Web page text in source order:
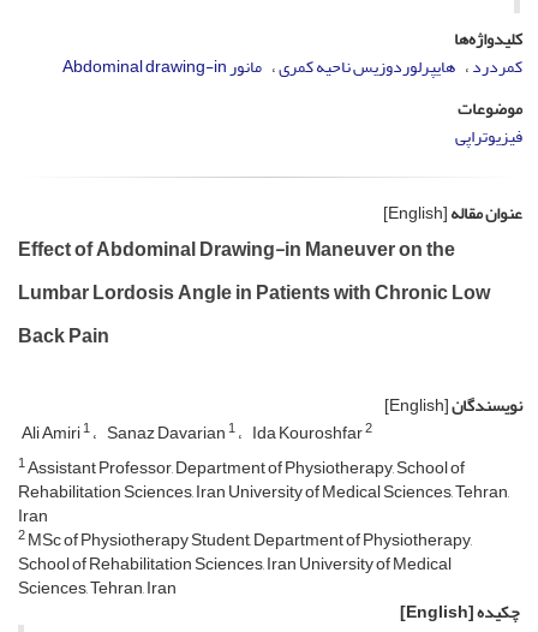
کلیدواژه‌ها
کمردرد هایپرلوردوزیس ناحیه کمری مانور Abdominal drawing-in
موضوعات
فیزیوتراپی
عنوان مقاله[English]
Effect of Abdominal Drawing-in Maneuver on the
Lumbar Lordosis Angle in Patients with Chronic Low
Back Pain
نویسندگان[English]
Ali Amiri1 Sanaz Davarian1 Ida Kouroshfar2
1Assistant Professor, Department of Physiotherapy, School of
Rehabilitation Sciences, Iran University of Medical Sciences, Tehran,
Iran
2MSc of Physiotherapy Student, Department of Physiotherapy,
School of Rehabilitation Sciences, Iran University of Medical
Sciences, Tehran, Iran
چکیده[English]